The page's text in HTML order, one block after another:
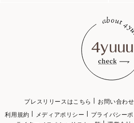
プレスリリースはこちら お問い合わせ
利用規約
メディアポリシー プライバシー